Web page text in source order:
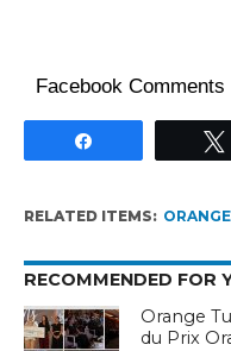
Facebook Comments
RELATED ITEMS:
RECOMMENDED FOR
Orange
du Prix